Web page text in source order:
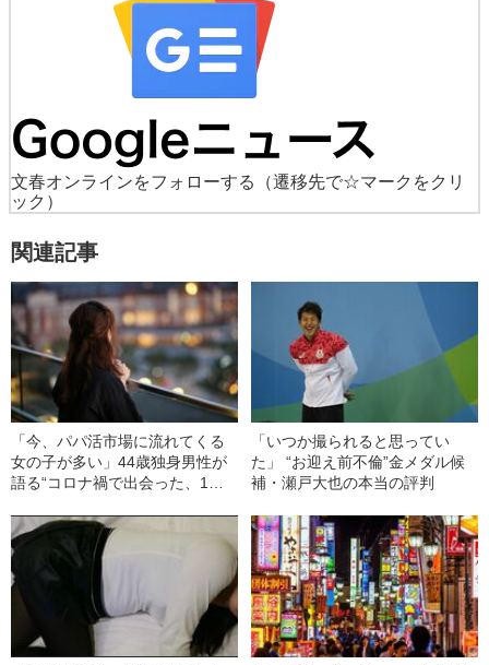
文春オンラインをフォローする
（遷移先で☆マークをクリ
ック）
関連記事
「今、パパ活市場に流れてくる
女の子が多い」44歳独身男性が
語る“コロナ禍で出会った、1回5
「いつか撮られると思ってい
た」 “お迎え前不倫”金メダル候
補・瀬戸大也の本当の評判